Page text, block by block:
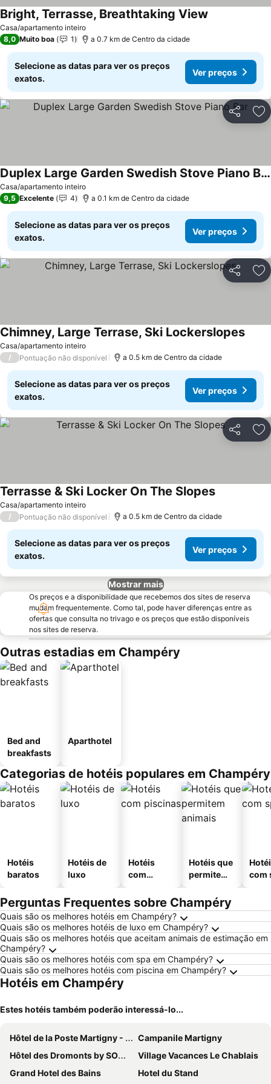
Casa/apartamento inteiro
Bright, Terrasse, Breathtaking View
8,0 Muito boa 1 a 0.7 km de Centro da cidade
Selecione as datas para ver os preços
exatos.
Ver preços
Partilhar
Casa/apartamento inteiro
Duplex Large Garden Swedish Stove Piano Bar
Ver preços
9,5 Excelente 4 a 0.1 km de Centro da cidade
Selecione as datas para ver os preços
exatos.
Ver preços
Partilhar
Casa/apartamento inteiro
Chimney, Large Terrase, Ski LockerslopesVer
/ Pontuação não disponível a 0.5 km de Centro da cidade
Selecione as datas para ver os preços
exatos.
Ver preços
Partilhar
Casa/apartamento inteiro
Terrasse & Ski Locker On The SlopesVer preços
/ Pontuação não disponível a 0.5 km de Centro da cidade
Selecione as datas para ver os preços
exatos.
Ver preços
Mostrar mais
Os preços e a disponibilidade que recebemos dos sites de reserva
mudam frequentemente. Como tal, pode haver diferenças entre as
ofertas que consulta no trivago e os preços que estão disponíveis
nos sites de reserva.
Outras estadias em Champéry
Bed and
breakfasts
Aparthotel
Categorias de hotéis populares em Champéry
Hotéis
baratos
Hotéis de
luxo
Hotéis
com
Hotéis que
permitem
com
Perguntas Frequentes sobre Champéry
Quais são os melhores hotéis em Champéry?
Quais são os melhores hotéis de luxo em Champéry?
Quais são os melhores hotéis que aceitam animais de estimação em
Champéry?
Quais são os melhores hotéis com spa em Champéry?
Quais são os melhores hotéis com piscina em Champéry?
Hotéis em Champéry
Estes hotéis também poderão interessá-lo...
Hôtel de la Poste Martigny - City Center
Campanile Martigny
Hôtel des Dromonts by SOWELL COLLECTION
Village Vacances Le Chablais
Grand Hotel des Bains
Hotel du Stand